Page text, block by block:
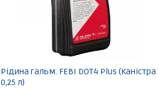
Рідина гальм. FEBI DOT4 Plus (Каністра
0,25 л)